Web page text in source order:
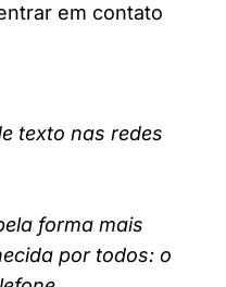
em contato
texto nas redes
forma mais
por todos: o